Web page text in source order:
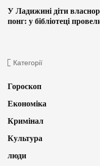
У Ладижині діти
понг: у бібліотеці
Категорії
Гороскоп
Економіка
Кримінал
Культура
люди